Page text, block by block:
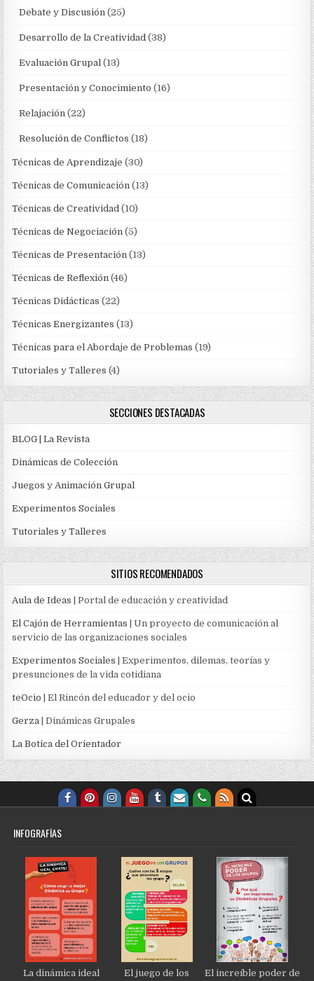
Debate y Discusión (25)
Desarrollo de la Creatividad (38)
Evaluación Grupal (13)
Presentación y Conocimiento (16)
Relajación (22)
Resolución de Conflictos (18)
Técnicas de Aprendizaje (30)
Técnicas de Comunicación (13)
Técnicas de Creatividad (10)
Técnicas de Negociación (5)
Técnicas de Presentación (13)
Técnicas de Reflexión (46)
Técnicas Didácticas (22)
Técnicas Energizantes (13)
Técnicas para el Abordaje de Problemas (19)
Tutoriales y Talleres (4)
SECCIONES DESTACADAS
BLOG | La Revista
Dinámicas de Colección
Juegos y Animación Grupal
Experimentos Sociales
Tutoriales y Talleres
SITIOS RECOMENDADOS
Aula de Ideas | Portal de educación y creatividad
El Cajón de Herramientas | Un proyecto de comunicación al
servicio de las organizaciones sociales
Experimentos Sociales | Experimentos, dilemas, teorías y
presunciones de la vida cotidiana
teOcio | El Rincón del educador y del ocio
Gerza | Dinámicas Grupales
La Botica del Orientador
INFOGRAFÍAS
La dinámica ideal
El juego de los
El increíble poder de